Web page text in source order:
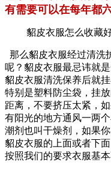
有需要可以在每年都
貂皮衣服怎么收藏
那么貂皮衣服经过清洗
呢？貂皮衣服最忌讳就
貂皮衣服清洗保养后就
特别是塑料防尘袋，挂
距离，不要挤压太紧，
有阳光的地方通风一两
潮剂也叫干燥剂，如果
貂皮衣服的上面或者下
按照我们的要求衣服基